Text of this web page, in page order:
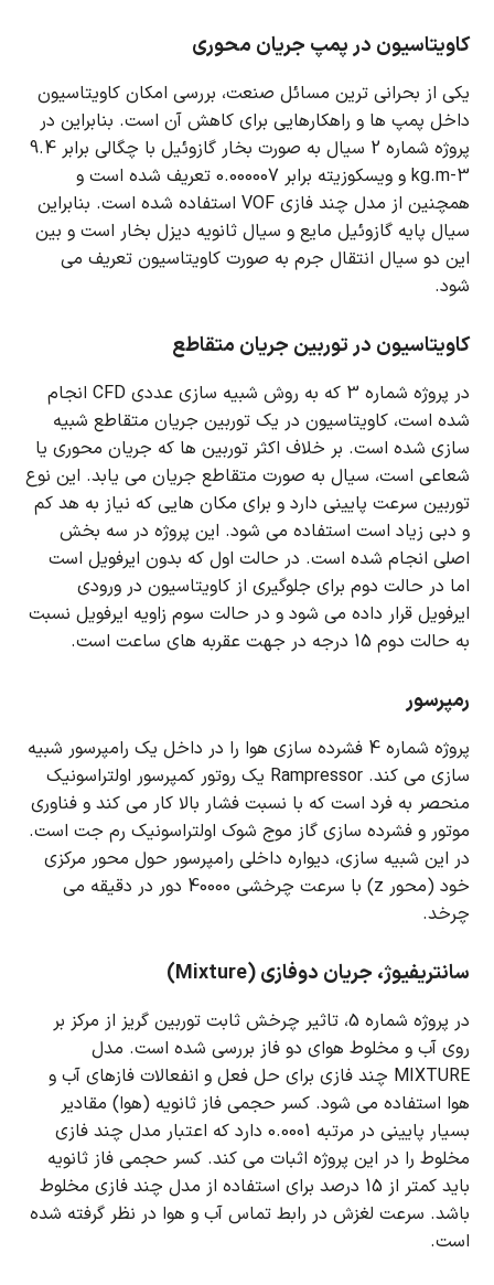
کاویتاسیون در پمپ جریان محوری
یکی از بحرانی ترین مسائل صنعت، بررسی امکان کاویتاسیون
داخل پمپ ها و راهکارهایی برای کاهش آن است. بنابراین در
پروژه شماره 2 سیال به صورت بخار گازوئیل با چگالی برابر 9.4
kg.m-3 و ویسکوزیته برابر 0.000007 تعریف شده است و
همچنین از مدل چند فازی VOF استفاده شده است.
بنابراین
سیال پایه گازوئیل مایع و سیال ثانویه دیزل بخار است و بین
این دو سیال انتقال جرم به صورت کاویتاسیون تعریف می
شود.
کاویتاسیون در توربین جریان متقاطع
در پروژه شماره 3 که به روش شبیه سازی عددی CFD انجام
شده است، کاویتاسیون در یک توربین جریان متقاطع شبیه
سازی شده است. بر خلاف اکثر توربین ها که جریان محوری یا
شعاعی است، سیال به صورت متقاطع جریان می یابد. این نوع
توربین سرعت پایینی دارد و برای مکان هایی که نیاز به هد کم
و دبی زیاد است استفاده می شود. این پروژه در سه بخش
اصلی انجام شده است. در حالت اول که بدون ایرفویل است
اما در حالت دوم برای جلوگیری از کاویتاسیون در ورودی
ایرفویل قرار داده می شود و در حالت سوم زاویه ایرفویل نسبت
به حالت دوم 15 درجه در جهت عقربه های ساعت است.
رمپرسور
پروژه شماره 4 فشرده سازی هوا را در داخل یک رامپرسور شبیه
سازی می کند.
Rampressor یک روتور کمپرسور اولتراسونیک
منحصر به فرد است که با نسبت فشار بالا کار می کند و فناوری
موتور و فشرده سازی گاز موج شوک اولتراسونیک رم جت است.
در این شبیه سازی، دیواره داخلی رامپرسور حول محور مرکزی
خود (محور z) با سرعت چرخشی 40000 دور در دقیقه می
چرخد.
سانتریفیوژ، جریان دوفازی (Mixture)
در پروژه شماره 5، تاثیر چرخش ثابت توربین گریز از مرکز بر
روی آب و مخلوط هوای دو فاز بررسی شده است. مدل
MIXTURE چند فازی برای حل فعل و انفعالات فازهای آب و
هوا استفاده می شود. کسر حجمی فاز ثانویه (هوا) مقادیر
بسیار پایینی در مرتبه 0.0001 دارد که اعتبار مدل چند فازی
مخلوط را در این پروژه اثبات می کند. کسر حجمی فاز ثانویه
باید کمتر از 15 درصد برای استفاده از مدل چند فازی مخلوط
باشد. سرعت لغزش در رابط تماس آب و هوا در نظر گرفته شده
است.